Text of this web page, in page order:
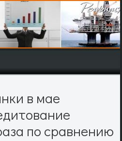
в мае
по сравнению